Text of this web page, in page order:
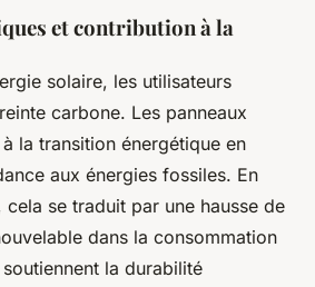
et contribution à la
solaire, les utilisateurs
carbone. Les panneaux
la transition énergétique en
aux énergies fossiles. En
cela se traduit par une hausse de
dans la consommation
la durabilité